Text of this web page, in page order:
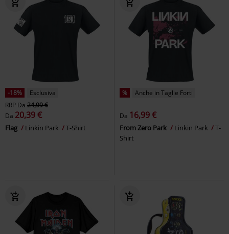
-18%
Esclusiva
RRP Da 24,99 €
Da 20,39 €
Flag Linkin Park T-Shirt
% Anche in Taglie Forti
Da 16,99 €
From Zero Park Linkin Park
T-
Shirt